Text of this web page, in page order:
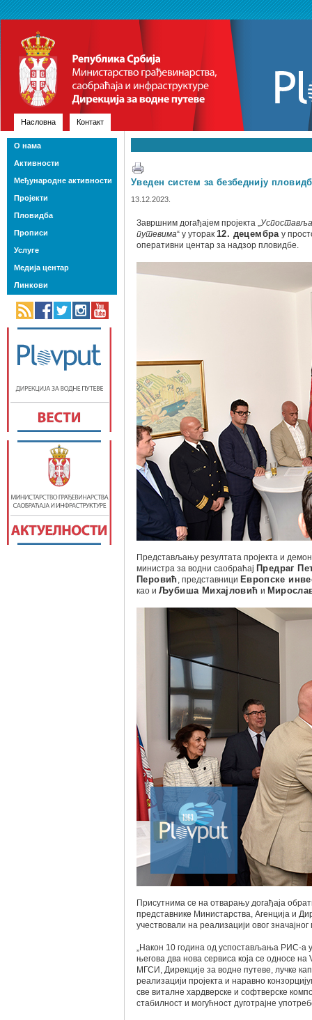
Насловна Контакт
Уведен систем за безбеднију
13.12.2023.
Завршним догађајем пројекта „
путевима“ у уторак12. децембрау
оперативни центар за надзор пловидбе.
Представљању резултата пројекта и
министра за водни саобраћај Предраг
Перовић, представници Европске
као иЉубиша Михајловић и
Присутнима се на отварању догађаја
представнике Министарства, Агенција и
учествовали на реализацији овог значајног
„Након 10 година од успостављања РИС-а
његова два нова сервиса која се односе
МГСИ, Дирекције за водне путеве, лучке
реализацији пројекта и наравно
све виталне хардверске и софтверске
стабилност и могућност дуготрајне
О нама
Активности
Међународне активности
Пројекти
Пловидба
Прописи
Услуге
Медија центар
Линкови